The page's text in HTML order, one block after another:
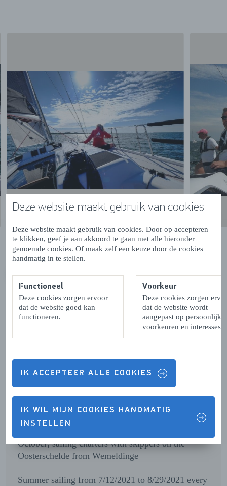
Deze website maakt gebruik van cookies
Deze website maakt gebruik van cookies. Door op accepteren
te klikken, geef je aan akkoord te gaan met alle hieronder
genoemde cookies. Of maak zelf een keuze door de cookies
handmatig in te stellen.
Functioneel
Deze cookies zorgen ervoor
dat de website goed kan
functioneren.
Voorkeur
Deze cookies zorgen
dat de website wordt
aangepast op persoonlijke
voorkeuren en interesses.
IK ACCEPTEER ALLE COOKIES
IK WIL MIJN COOKIES HANDMATIG
INSTELLEN
Contactgegevens & Openingstijden
OPENINGSTIJDEN
Nice for group outings, company outings and team
October; sailing charters with skippers on the
Oosterschelde from Wemeldinge
Summer sailing from 7/12/2021 to 8/29/2021 every